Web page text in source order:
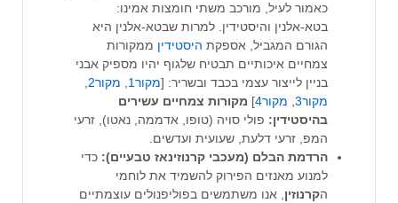
כאמור לעיל, מורכב משתי חומצות אמינו:
בטא-אלנין והיסטידין. למרות שבטא-אלנין היא
הגורם המגביל, אספקת היסטידין ממקורות
צמחיים איכותיים תבטיח שלגוף יהיו מספיק אבני
בניין לייצור עצמי בכבד ובשריר: [מקור1 , מקור2 ,
מקור3 , מקור4 ] מקורות צמחיים עשירים
בהיסטידין: פולי סויה (טופו, אדממה, נאטו), זרעי
המפ, זרעי דלעת, שעועית ועדשים.
הרדמת הבלם (מעכבי קרנוזינאז טבעיים): כדי
למנוע מאנזים הפירוק להשמיד את לוחמי
הקרנוזין, אנו משתמשים בפוליפנולים עוצמתיים